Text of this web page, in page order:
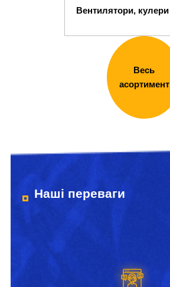
Вентилятори, кулери
Весь
асортимент
Наші переваги